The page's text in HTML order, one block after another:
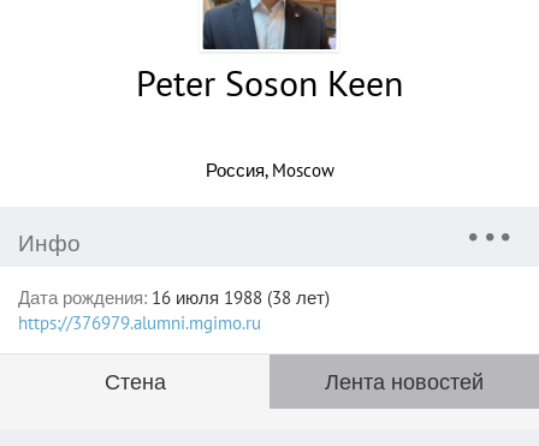
Peter Soson Keen
Россия, Moscow
Инфо
Дата рождения: 16 июля 1988 (38 лет)
https://376979.alumni.mgimo.ru
Стена Лента новостей